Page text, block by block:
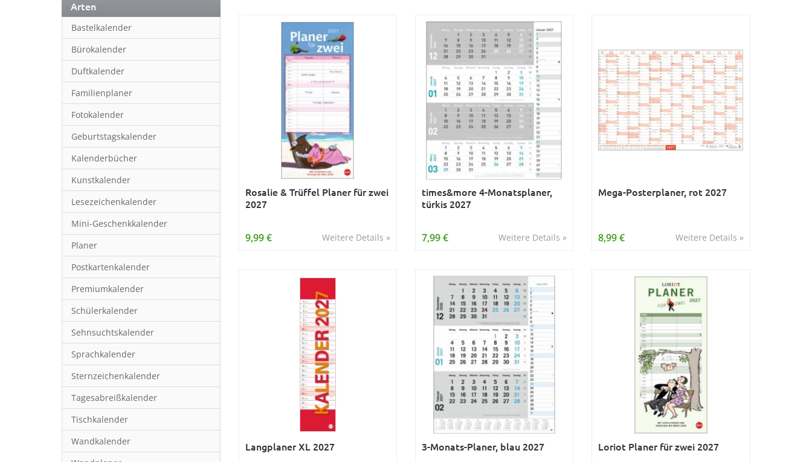
Arten
Bastelkalender
Bürokalender
Duftkalender
Familienplaner
Fotokalender
Geburtstagskalender
Kalenderbücher
Kunstkalender
Lesezeichenkalender
Mini-Geschenkkalender
Planer
Postkartenkalender
Premiumkalender
Schülerkalender
Sehnsuchtskalender
Sprachkalender
Sternzeichenkalender
Tagesabreißkalender
Tischkalender
Wandkalender
Rosalie & Trüffel Planer für zwei
2027
Weitere Details »
9,99 €
times&more 4-Monatsplaner,
türkis 2027
Weitere Details »
7,99 €
Mega-Posterplaner, rot 2027
Weitere Details »
8,99 €
Langplaner XL 2027 3-Monats-Planer, blau 2027 Loriot Planer für zwei 2027